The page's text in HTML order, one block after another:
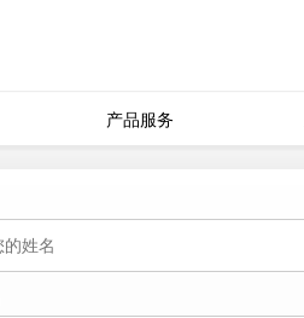
产品服务